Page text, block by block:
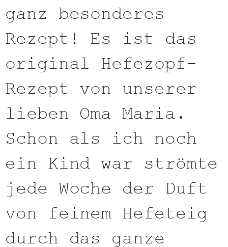
ganz besonderes
Rezept! Es ist das
original Hefezopf-
Rezept von unserer
lieben Oma Maria.
Schon als ich noch
ein Kind war strömte
jede Woche der Duft
von feinem Hefeteig
durch das ganze